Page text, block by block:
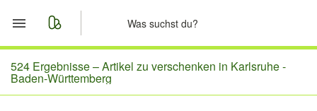
Start
Merkliste
524 Ergebnisse –Artikel zu verschenken in Karlsruhe -
Baden-Württemberg